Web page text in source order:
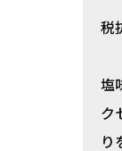
税
塩
ク
り